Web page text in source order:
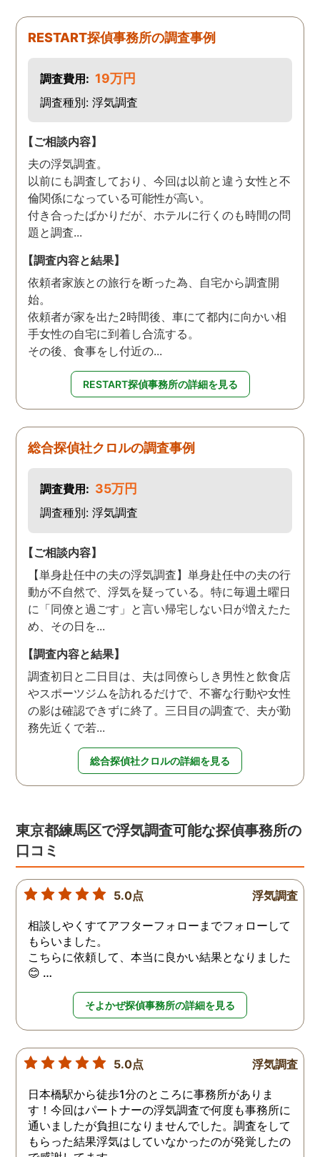
RESTART探偵事務所の調査事例
調査費用: 19万円
調査種別: 浮気調査
【ご相談内容】
夫の浮気調査。
以前にも調査しており、今回は以前と違う女性と不
倫関係になっている可能性が高い。
付き合ったばかりだが、ホテルに行くのも時間の問
題と調査...
【調査内容と結果】
依頼者家族との旅行を断った為、自宅から調査開
始。
依頼者が家を出た2時間後、車にて都内に向かい相
手女性の自宅に到着し合流する。
その後、食事をし付近の...
RESTART探偵事務所の詳細を見る
総合探偵社クロルの調査事例
調査費用: 35万円
調査種別: 浮気調査
【ご相談内容】
【単身赴任中の夫の浮気調査】単身赴任中の夫の行
動が不自然で、浮気を疑っている。特に毎週土曜日
に「同僚と過ごす」と言い帰宅しない日が増えたた
め、その日を...
【調査内容と結果】
調査初日と二日目は、夫は同僚らしき男性と飲食店
やスポーツジムを訪れるだけで、不審な行動や女性
の影は確認できずに終了。三日目の調査で、夫が勤
務先近くで若...
総合探偵社クロルの詳細を見る
東京都練馬区で浮気調査可能な探偵事務所の
口コミ
5.0点 浮気調査
相談しやくすてアフターフォローまでフォローして
もらいました。
こちらに依頼して、本当に良かい結果となりました
😊 …
そよかぜ探偵事務所の詳細を見る
5.0点 浮気調査
日本橋駅から徒歩1分のところに事務所がありま
す！今回はパートナーの浮気調査で何度も事務所に
通いましたが負担になりませんでした。調査をして
もらった結果浮気はしていなかったのが発覚したの